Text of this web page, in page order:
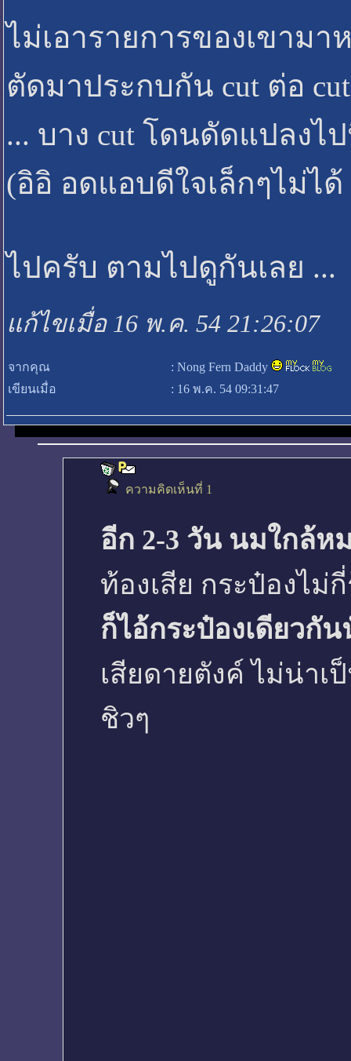
ไม่เอารายการของเขาม
ตัดมาประกบกัน cut ต่อ
... บาง cut โดนดัดแปลง
(อิอิ อดแอบดีใจเล็กๆไม่ไ
ไปครับ ตามไปดูกันเลย ...
แก้ไขเมื่อ 16 พ.ค. 54 21:26:07
จากคุณ : Nong Fern Daddy
เขียนเมื่อ
: 16 พ.ค. 54 09:31:47
ความคิดเห็นที่ 1
อีก 2-3 วัน นมใกล้ห
ท้องเสีย กระป๋องไ
ก็ไอ้กระป๋องเดียวกั
เสียดายตังค์ ไม่น่า
ชิวๆ